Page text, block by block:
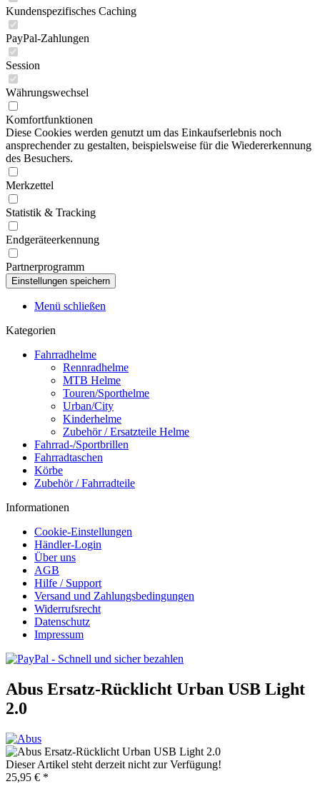
Kundenspezifisches Caching
PayPal-Zahlungen
Session
Währungswechsel
Komfortfunktionen
Diese Cookies werden genutzt um das Einkaufserlebnis noch
ansprechender zu gestalten, beispielsweise für die Wiedererkennung
des Besuchers.
Merkzettel
Statistik & Tracking
Endgeräteerkennung
Partnerprogramm
Menü schließen
Kategorien
Fahrradhelme
Rennradhelme
MTB Helme
Touren/Sporthelme
Urban/City
Kinderhelme
Zubehör / Ersatzteile Helme
Fahrrad-/Sportbrillen
Fahrradtaschen
Körbe
Zubehör / Fahrradteile
Informationen
Cookie-Einstellungen
Händler-Login
Über uns
AGB
Hilfe / Support
Versand und Zahlungsbedingungen
Widerrufsrecht
Datenschutz
Impressum
Abus Ersatz-Rücklicht Urban USB Light
2.0
Dieser Artikel steht derzeit nicht zur Verfügung!
25,95 € *